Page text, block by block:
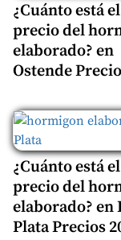
¿Cuánto está el
precio del
elaborado? en
Ostende
¿Cuánto está el
precio del
elaborado? en
Plata Precios